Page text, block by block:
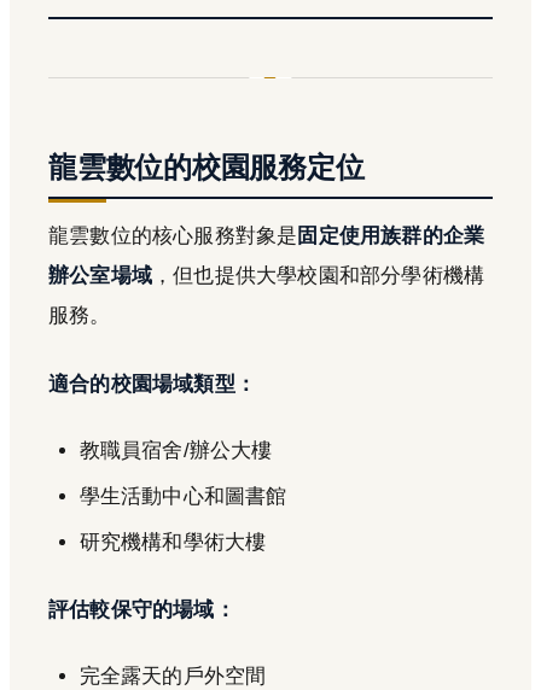
龍雲數位的校園服務定位
龍雲數位的核心服務對象是 固定使用族群的企業
辦公室場域 ，但也提供大學校園和部分學術機構
服務。
適合的校園場域類型：
教職員宿舍/辦公大樓
學生活動中心和圖書館
研究機構和學術大樓
評估較保守的場域：
完全露天的戶外空間